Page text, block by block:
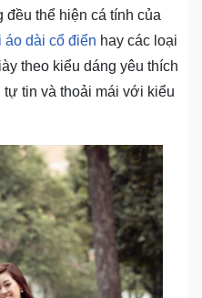
thể hiện cá tính của
dài cổ điển hay các loại
theo kiểu dáng yêu thích
tin và thoải mái với kiểu